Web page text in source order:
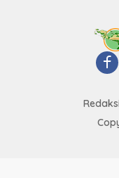
Redaksi